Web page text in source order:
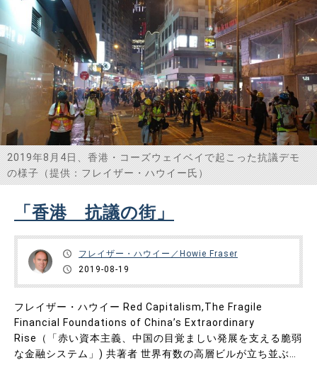
2019年8月4日、香港・コーズウェイベイで起こった抗議デモ
の様子（提供：フレイザー・ハウイー氏）
「香港 抗議の街」
フレイザー・ハウイー／Howie Fraser
2019-08-19
フレイザー・ハウイー Red Capitalism,The Fragile
Financial Foundations of China’s Extraordinary
Rise（「赤い資本主義、中国の目覚ましい発展を支える脆弱
な金融システム」) 共著者 世界有数の高層ビルが立ち並ぶ香